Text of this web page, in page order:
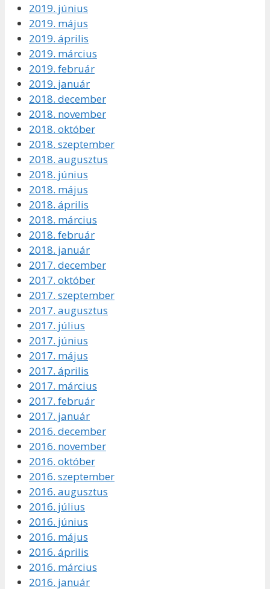
2019. június
2019. május
2019. április
2019. március
2019. február
2019. január
2018. december
2018. november
2018. október
2018. szeptember
2018. augusztus
2018. június
2018. május
2018. április
2018. március
2018. február
2018. január
2017. december
2017. október
2017. szeptember
2017. augusztus
2017. július
2017. június
2017. május
2017. április
2017. március
2017. február
2017. január
2016. december
2016. november
2016. október
2016. szeptember
2016. augusztus
2016. július
2016. június
2016. május
2016. április
2016. március
2016. január